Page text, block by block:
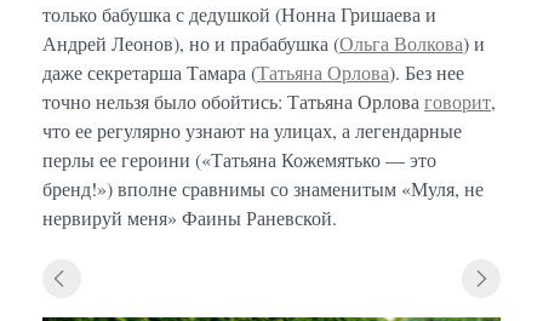
только бабушка с дедушкой (Нонна Гришаева и
Андрей Леонов), но и прабабушка (Ольга Волкова) и
даже секретарша Тамара (Татьяна Орлова). Без нее
точно нельзя было обойтись: Татьяна Орловаговорит,
что ее регулярно узнают на улицах, а легендарные
перлы ее героини («Татьяна Кожемятько — это
бренд!») вполне сравнимы со знаменитым «Муля, не
нервируй меня» Фаины Раневской.